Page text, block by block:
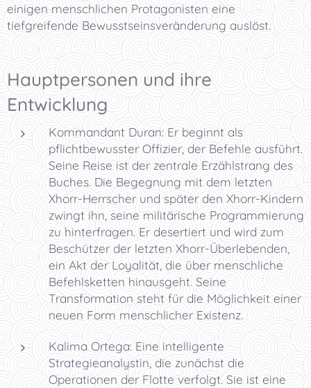
einigen menschlichen Protagonisten eine
tiefgreifende Bewusstseinsveränderung auslöst.
Hauptpersonen und ihre
Entwicklung
Kommandant Duran: Er beginnt als
pflichtbewusster Offizier, der Befehle ausführt.
Seine Reise ist der zentrale Erzählstrang des
Buches. Die Begegnung mit dem letzten
Xhorr-Herrscher und später den Xhorr-Kindern
zwingt ihn, seine militärische Programmierung
zu hinterfragen. Er desertiert und wird zum
Beschützer der letzten Xhorr-Überlebenden,
ein Akt der Loyalität, die über menschliche
Befehlsketten hinausgeht. Seine
Transformation steht für die Möglichkeit einer
neuen Form menschlicher Existenz.
Kalima Ortega: Eine intelligente
Strategieanalystin, die zunächst die
Operationen der Flotte verfolgt. Sie ist eine